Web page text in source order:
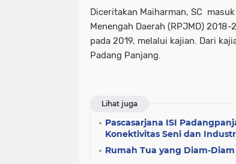
Diceritakan Maiharman, SC
Menengah Daerah (RPJMD)
pada 2019, melalui kajian. Dari
Padang Panjang.
Lihat juga
Pascasarjana ISI
Konektivitas Seni dan
Rumah Tua yang Diam-